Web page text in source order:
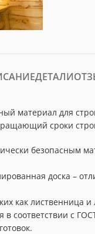
ДЕТАЛИ
материал для
сроки
безопасным
доска –
как лиственница и
соответствии с